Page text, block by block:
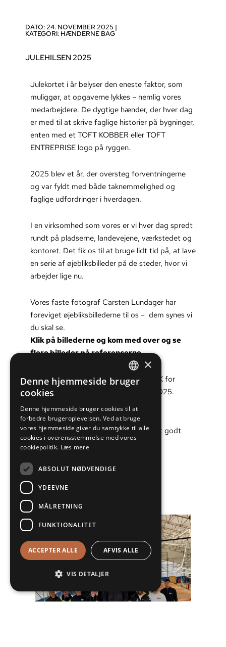
DATO: 24. NOVEMBER 2025 |
KATEGORI: HÆNDERNE BAG
JULEHILSEN 2025
Julekortet i år belyser den eneste faktor, som
muliggør, at opgaverne lykkes – nemlig vores
medarbejdere. De dygtige hænder, der hver dag
er med til at skrive faglige historier på bygninger,
enten med et TOFT KOBBER eller TOFT
ENTREPRISE logo på ryggen.
2025 blev et år, der oversteg forventningerne
og var fyldt med både taknemmelighed og
faglige udfordringer i hverdagen.
I en virksomhed som vores er vi hver dag spredt
rundt på pladserne, landevejene, værkstedet og
kontoret. Det fik os til at bruge lidt tid på, at lave
en serie af øjebliksbilleder på de steder, hvor vi
arbejder lige nu.
Vores faste fotograf Carsten Lundager har
foreviget øjebliksbillederne til os – dem synes vi
du skal se.
Klik på billederne og kom med over og se
flere billeder på referencerne.
I denne hilsen skal der også lyde en TAK for
opgaver, samarbejde og følgeskab i 2025.
Du ønskes en rigtig glædelig jul samt et godt
nytår.
//Os fra TOFT Kobber A/S
KØBENHAVNERTAGET
DANISH
×
Denne hjemmeside bruger
cookies
Denne hjemmeside bruger cookies til at
forbedre brugeroplevelsen. Ved at bruge
vores hjemmeside giver du samtykke til alle
cookies i overensstemmelse med vores
cookiepolitik. Læs mere
ABSOLUT NØDVENDIGE
YDEEVNE
MÅLRETNING
FUNKTIONALITET
ACCEPTER ALLE AFVIS ALLE
VIS DETALJER